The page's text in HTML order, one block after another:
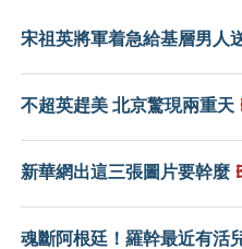
宋祖英將軍着急給基層男人
不超英趕美 北京驚現兩重天
新華網出這三張圖片要幹麼
魂斷阿根廷！羅幹最近有活